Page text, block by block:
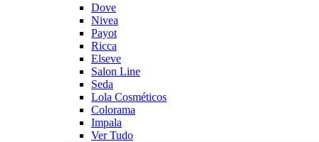
Dove
Nivea
Payot
Ricca
Elseve
Salon Line
Seda
Lola Cosméticos
Colorama
Impala
Ver Tudo